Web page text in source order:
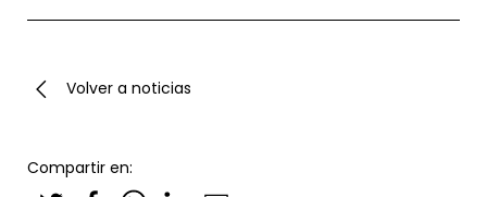
Volver a noticias
Compartir en: